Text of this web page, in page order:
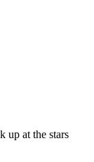
up at the stars